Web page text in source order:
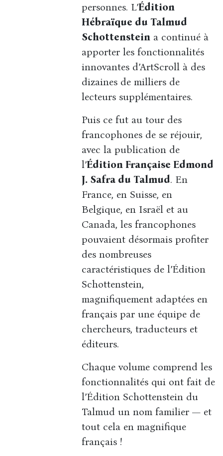
personnes. L’Édition
Hébraïque du Talmud
Schottenstein a continué à
apporter les fonctionnalités
innovantes d’ArtScroll à des
dizaines de milliers de
lecteurs supplémentaires.
Puis ce fut au tour des
francophones de se réjouir,
avec la publication de
l’Édition Française Edmond
J. Safra du Talmud. En
France, en Suisse, en
Belgique, en Israël et au
Canada, les francophones
pouvaient désormais profiter
des nombreuses
caractéristiques de l’Édition
Schottenstein,
magnifiquement adaptées en
français par une équipe de
chercheurs, traducteurs et
éditeurs.
Chaque volume comprend les
fonctionnalités qui ont fait de
l’Édition Schottenstein du
Talmud un nom familier — et
tout cela en magnifique
français !